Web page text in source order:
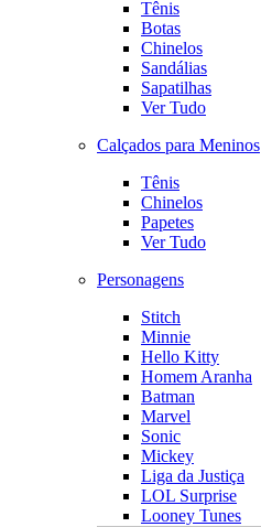
Tênis
Botas
Chinelos
Sandálias
Sapatilhas
Ver Tudo
Calçados para Meninos
Tênis
Chinelos
Papetes
Ver Tudo
Personagens
Stitch
Minnie
Hello Kitty
Homem Aranha
Batman
Marvel
Sonic
Mickey
Liga da Justiça
LOL Surprise
Looney Tunes